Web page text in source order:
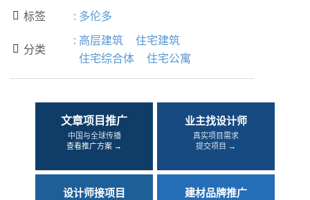
 标签 : 多伦多
 分类
: 高层建筑
住宅建筑
住宅综合体
住宅公寓
文章项目推广
中国与全球传播
查看推广方案 →
业主找设计师
真实项目需求
提交项目 →
设计师接项目 建材品牌推广